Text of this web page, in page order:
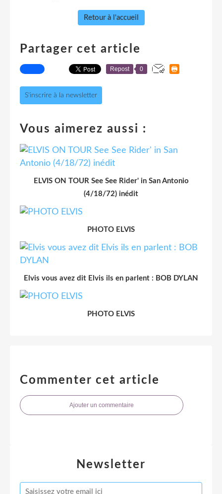
Retour à l'accueil
Partager cet article
Repost 0
S'inscrire à la newsletter
Vous aimerez aussi :
ELVIS ON TOUR See See Rider' in San Antonio
(4/18/72) inédit
PHOTO ELVIS
Elvis vous avez dit Elvis ils en parlent : BOB DYLAN
PHOTO ELVIS
Commenter cet article
Ajouter un commentaire
Newsletter